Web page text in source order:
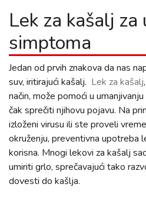
Lek za kašalj
simptoma
Jedan od prvih znakova da nas
suv, iritirajući kašalj. Lek za kašalj
način, može pomoći u
čak sprečiti njihovu pojavu. Na
izloženi virusu ili ste proveli
okruženju, preventivna upotreba
korisna. Mnogi lekovi za kašalj
umiriti grlo, sprečavajući tako
dovesti do kašlja.